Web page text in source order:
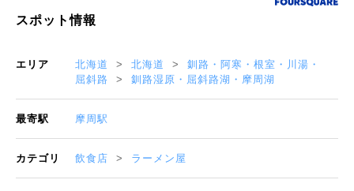
スポット情報
エリア 北海道 北海道
釧路・阿寒・根室・川湯・
屈斜路
釧路湿原・屈斜路湖・摩周湖
最寄駅 摩周駅
カテゴリ 飲食店 ラーメン屋